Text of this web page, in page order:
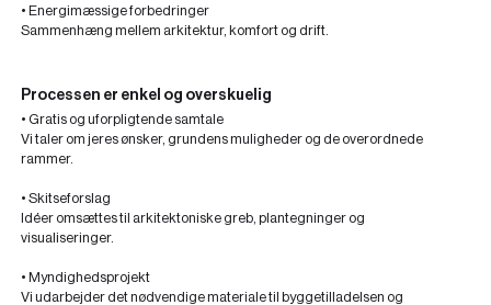
• Energimæssige forbedringer
Sammenhæng mellem arkitektur, komfort og drift.
Processen er enkel og overskuelig
• Gratis og uforpligtende samtale
Vi taler om jeres ønsker, grundens muligheder og de overordnede
rammer.
• Skitseforslag
Idéer omsættes til arkitektoniske greb, plantegninger og
visualiseringer.
• Myndighedsprojekt
Vi udarbejder det nødvendige materiale til byggetilladelsen og